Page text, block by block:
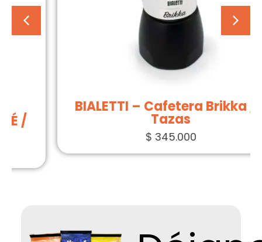
BIALETTI – Cafetera Brikka / 4
345.000